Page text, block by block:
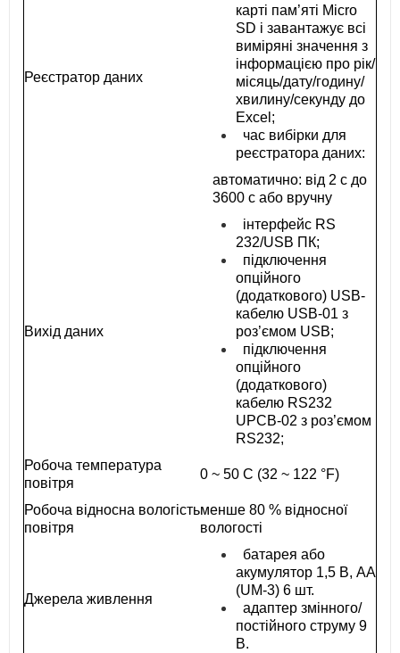
Реєстратор даних
карті пам’яті Micro
SD і завантажує всі
виміряні значення з
інформацією про рік/
місяць/дату/годину/
хвилину/секунду до
Excel;
час вибірки для
реєстратора даних:
автоматично: від 2 с до
3600 с або вручну
Вихід даних
інтерфейс RS
232/USB ПК;
підключення
опційного
(додаткового) USB-
кабелю USB-01 з
роз’ємом USB;
підключення
опційного
(додаткового)
кабелю RS232
UPCB-02 з роз’ємом
RS232;
Робоча температура
повітря
0 ~ 50 C (32 ~ 122 °F)
Робоча відносна вологість
повітря
менше 80 % відносної
вологості
Джерела живлення
батарея або
акумулятор 1,5 В, AA
(UM-3) 6 шт.
адаптер змінного/
постійного струму 9
В.